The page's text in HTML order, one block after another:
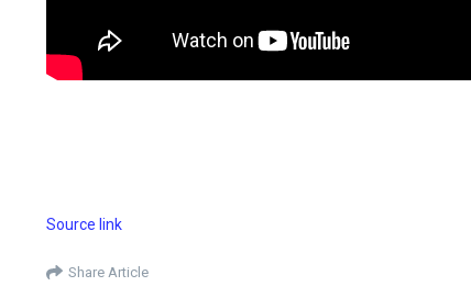
Source link
Share Article